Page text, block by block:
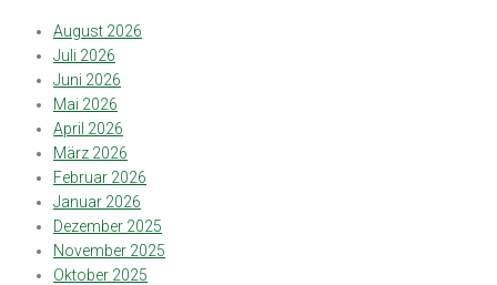
August 2026
Juli 2026
Juni 2026
Mai 2026
April 2026
März 2026
Februar 2026
Januar 2026
Dezember 2025
November 2025
Oktober 2025